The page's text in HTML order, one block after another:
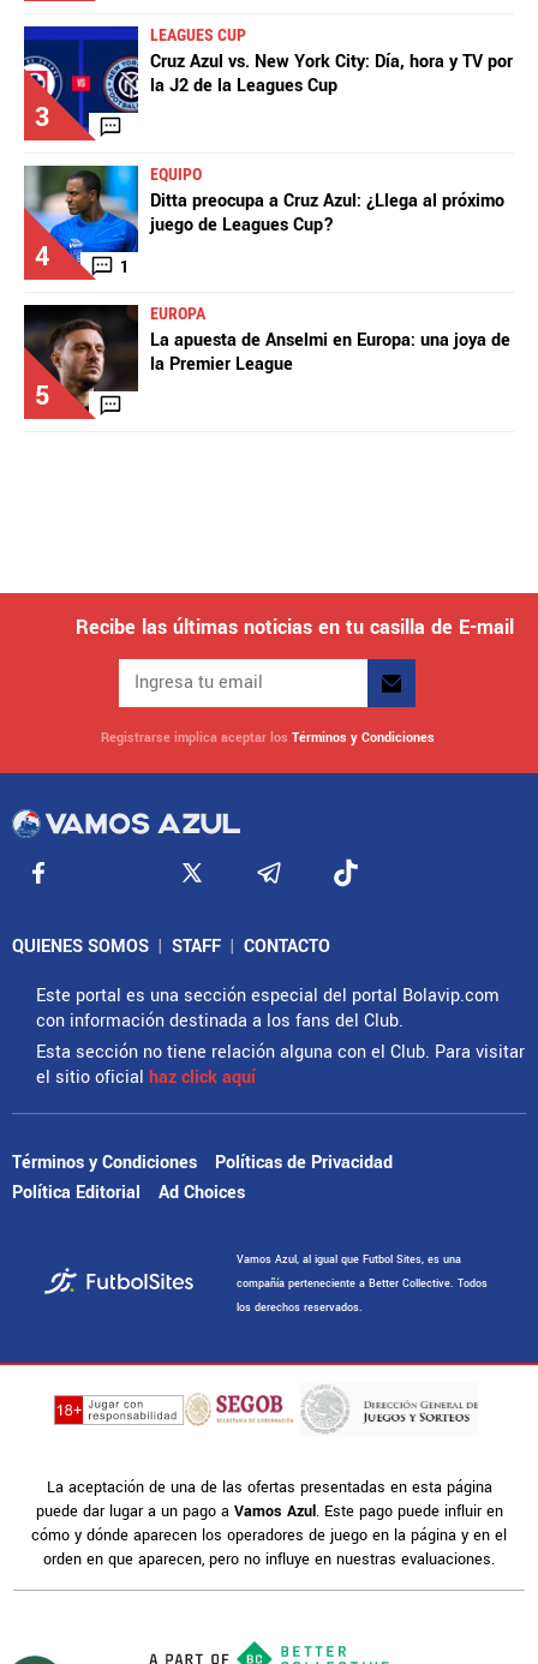
3
LEAGUES CUP
Cruz Azul vs. New York City: Día, hora y TV por
la J2 de la Leagues Cup
4 1
EQUIPO
Ditta preocupa a Cruz Azul: ¿Llega al próximo
juego de Leagues Cup?
5
EUROPA
La apuesta de Anselmi en Europa: una joya de
la Premier League
Recibe las últimas noticias en tu casilla de E-mail
Registrarse implica aceptar los Términos y Condiciones
QUIENES SOMOS | STAFF | CONTACTO
Este portal es una sección especial del portal Bolavip.com
con información destinada a los fans del Club.
Esta sección no tiene relación alguna con el Club. Para visitar
el sitio oficial haz click aquí
Términos y Condiciones
Políticas de Privacidad
Política Editorial
Ad Choices
Vamos Azul, al igual que Futbol Sites, es una
compañía perteneciente a Better Collective. Todos
los derechos reservados.
La aceptación de una de las ofertas presentadas en esta página
puede dar lugar a un pago a Vamos Azul. Este pago puede influir en
cómo y dónde aparecen los operadores de juego en la página y en el
orden en que aparecen, pero no influye en nuestras evaluaciones.